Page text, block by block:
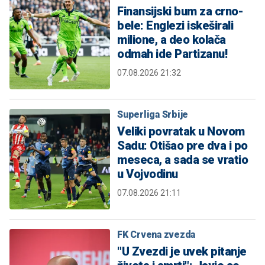
Finansijski bum za crno-
bele: Englezi iskeširali
milione, a deo kolača
odmah ide Partizanu!
07.08.2026 21:32
Superliga Srbije
Veliki povratak u Novom
Sadu: Otišao pre dva i po
meseca, a sada se vratio
u Vojvodinu
07.08.2026 21:11
FK Crvena zvezda
"U Zvezdi je uvek pitanje